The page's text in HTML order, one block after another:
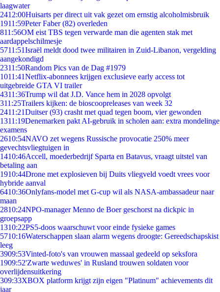
laagwater
2412:00Huisarts per direct uit vak gezet om ernstig alcoholmisbruik
1911:59Peter Faber (82) overleden
811:56OM eist TBS tegen verwarde man die agenten stak met
aardappelschilmesje
5711:51Israël meldt dood twee militairen in Zuid-Libanon, vergelding
aangekondigd
2311:50Random Pics van de Dag #1979
1011:41Netflix-abonnees krijgen exclusieve early access tot
uitgebreide GTA VI trailer
4311:36Trump wil dat J.D. Vance hem in 2028 opvolgt
311:25Trailers kijken: de bioscoopreleases van week 32
2411:21Duitser (93) crasht met quad tegen boom, vier gewonden
1311:19Denemarken pakt AI-gebruik in scholen aan: extra mondelinge
examens
2610:54NAVO zet wegens Russische provocatie 250% meer
gevechtsvliegtuigen in
1410:46Accell, moederbedrijf Sparta en Batavus, vraagt uitstel van
betaling aan
1910:44Drone met explosieven bij Duits vliegveld voedt vrees voor
hybride aanval
6410:36Onlyfans-model met G-cup wil als NASA-ambassadeur naar
maan
2810:24NPO-manager Menno de Boer geschorst na dickpic in
groepsapp
1310:22PS5-doos waarschuwt voor einde fysieke games
5710:16Waterschappen slaan alarm wegens droogte: Gereedschapskist
leeg
3909:53Vinted-foto's van vrouwen massaal gedeeld op seksfora
1909:52'Zwarte weduwes' in Rusland trouwen soldaten voor
overlijdensuitkering
309:33XBOX platform krijgt zijn eigen "Platinum" achievements dit
jaar